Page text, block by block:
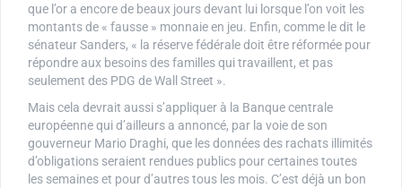
que l’or a encore de beaux jours devant lui lorsque l’on voit les
montants de « fausse » monnaie en jeu. Enfin, comme le dit le
sénateur Sanders, « la réserve fédérale doit être réformée pour
répondre aux besoins des familles qui travaillent, et pas
seulement des PDG de Wall Street ».
Mais cela devrait aussi s’appliquer à la Banque centrale
européenne qui d’ailleurs a annoncé, par la voie de son
gouverneur Mario Draghi, que les données des rachats illimités
d’obligations seraient rendues publics pour certaines toutes
les semaines et pour d’autres tous les mois. C’est déjà un bon